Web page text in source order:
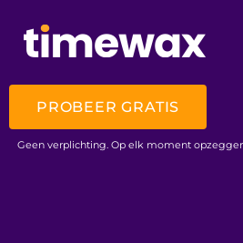
PROBEER GRATIS
Geen verplichting. Op elk moment